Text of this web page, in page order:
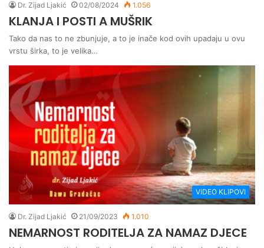
Dr. Zijad Ljakić 02/08/2024 1.056
KLANJA I POSTI A MUŠRIK
Tako da nas to ne zbunjuje, a to je inače kod ovih upadaju u ovu
vrstu širka, to je velika…
VIDEO KLIPOVI
Dr. Zijad Ljakić 21/09/2023 1.010
NEMARNOST RODITELJA ZA NAMAZ DJECE